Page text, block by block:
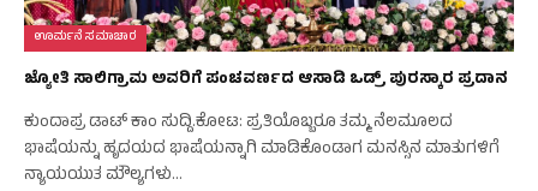
ಊರ್ಮನೆ ಸಮಾಚಾರ
ಜ್ಯೋತಿ ಸಾಲಿಗ್ರಾಮ ಅವರಿಗೆ ಪಂಚವರ್ಣದ ಆಸಾಡಿ ಒಡ್ರ್ ಪುರಸ್ಕಾರ ಪ್ರದಾನ
ಕುಂದಾಪ್ರ ಡಾಟ್‌ ಕಾಂ ಸುದ್ದಿ.ಕೋಟ: ಪ್ರತಿಯೊಬ್ಬರೂ ತಮ್ಮ ನೆಲಮೂಲದ
ಭಾಷೆಯನ್ನು ಹೃದಯದ ಭಾಷೆಯನ್ನಾಗಿ ಮಾಡಿಕೊಂಡಾಗ ಮನಸ್ಸಿನ ಮಾತುಗಳಿಗೆ
ನ್ಯಾಯಯುತ ಮೌಲ್ಯಗಳು…